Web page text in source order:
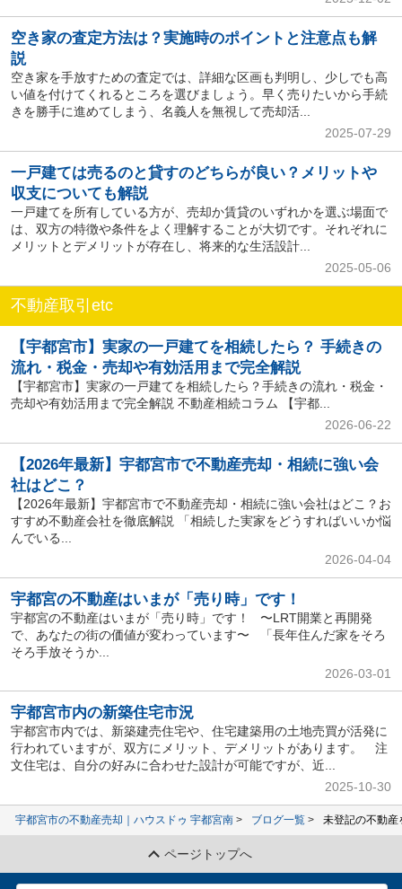
空き家の査定方法は？実施時のポイントと注意点も解
説
空き家を手放すための査定では、詳細な区画も判明し、少しでも高
い値を付けてくれるところを選びましょう。早く売りたいから手続
きを勝手に進めてしまう、名義人を無視して売却活...
2025-07-29
一戸建ては売るのと貸すのどちらが良い？メリットや
収支についても解説
一戸建てを所有している方が、売却か賃貸のいずれかを選ぶ場面で
は、双方の特徴や条件をよく理解することが大切です。それぞれに
メリットとデメリットが存在し、将来的な生活設計...
2025-05-06
不動産取引etc
【宇都宮市】実家の一戸建てを相続したら？ 手続きの
流れ・税金・売却や有効活用まで完全解説
【宇都宮市】実家の一戸建てを相続したら？手続きの流れ・税金・
売却や有効活用まで完全解説 不動産相続コラム 【宇都...
2026-06-22
【2026年最新】宇都宮市で不動産売却・相続に強い会
社はどこ？
【2026年最新】宇都宮市で不動産売却・相続に強い会社はどこ？お
すすめ不動産会社を徹底解説 「相続した実家をどうすればいいか悩
んでいる...
2026-04-04
宇都宮の不動産はいまが「売り時」です！
宇都宮の不動産はいまが「売り時」です！ 〜LRT開業と再開発
で、あなたの街の価値が変わっています〜 「長年住んだ家をそろ
そろ手放そうか...
2026-03-01
宇都宮市内の新築住宅市況
宇都宮市内では、新築建売住宅や、住宅建築用の土地売買が活発に
行われていますが、双方にメリット、デメリットがあります。 注
文住宅は、自分の好みに合わせた設計が可能ですが、近...
2025-10-30
宇都宮市の不動産売却｜ハウスドゥ 宇都宮南 ブログ一覧 未登記の不動産
ページトップへ